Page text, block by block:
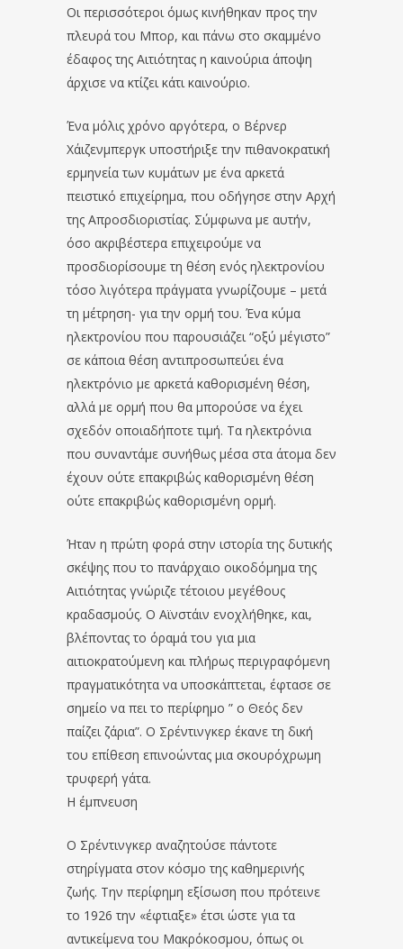
Οι περισσότεροι όμως κινήθηκαν προς την
πλευρά του Μπορ, και πάνω στο σκαμμένο
έδαφος της Αιτιότητας η καινούρια άποψη
άρχισε να κτίζει κάτι καινούριο.
Ένα μόλις χρόνο αργότερα, ο Βέρνερ
Χάιζενμπεργκ υποστήριξε την πιθανοκρατική
ερμηνεία των κυμάτων με ένα αρκετά
πειστικό επιχείρημα, που οδήγησε στην Αρχή
της Απροσδιοριστίας. Σύμφωνα με αυτήν,
όσο ακριβέστερα επιχειρούμε να
προσδιορίσουμε τη θέση ενός ηλεκτρονίου
τόσο λιγότερα πράγματα γνωρίζουμε – μετά
τη μέτρηση- για την ορμή του. Ένα κύμα
ηλεκτρονίου που παρουσιάζει “οξύ μέγιστο”
σε κάποια θέση αντιπροσωπεύει ένα
ηλεκτρόνιο με αρκετά καθορισμένη θέση,
αλλά με ορμή που θα μπορούσε να έχει
σχεδόν οποιαδήποτε τιμή. Τα ηλεκτρόνια
που συναντάμε συνήθως μέσα στα άτομα δεν
έχουν ούτε επακριβώς καθορισμένη θέση
ούτε επακριβώς καθορισμένη ορμή.
Ήταν η πρώτη φορά στην ιστορία της δυτικής
σκέψης που το πανάρχαιο οικοδόμημα της
Αιτιότητας γνώριζε τέτοιου μεγέθους
κραδασμούς. Ο Αϊνστάιν ενοχλήθηκε, και,
βλέποντας το όραμά του για μια
αιτιοκρατούμενη και πλήρως περιγραφόμενη
πραγματικότητα να υποσκάπτεται, έφτασε σε
σημείο να πει το περίφημο ” ο Θεός δεν
παίζει ζάρια”. Ο Σρέντινγκερ έκανε τη δική
του επίθεση επινοώντας μια σκουρόχρωμη
τρυφερή γάτα.
Η έμπνευση
Ο Σρέντινγκερ αναζητούσε πάντοτε
στηρίγματα στον κόσμο της καθημερινής
ζωής. Την περίφημη εξίσωση που πρότεινε
το 1926 την «έφτιαξε» έτσι ώστε για τα
αντικείμενα του Μακρόκοσμου, όπως οι